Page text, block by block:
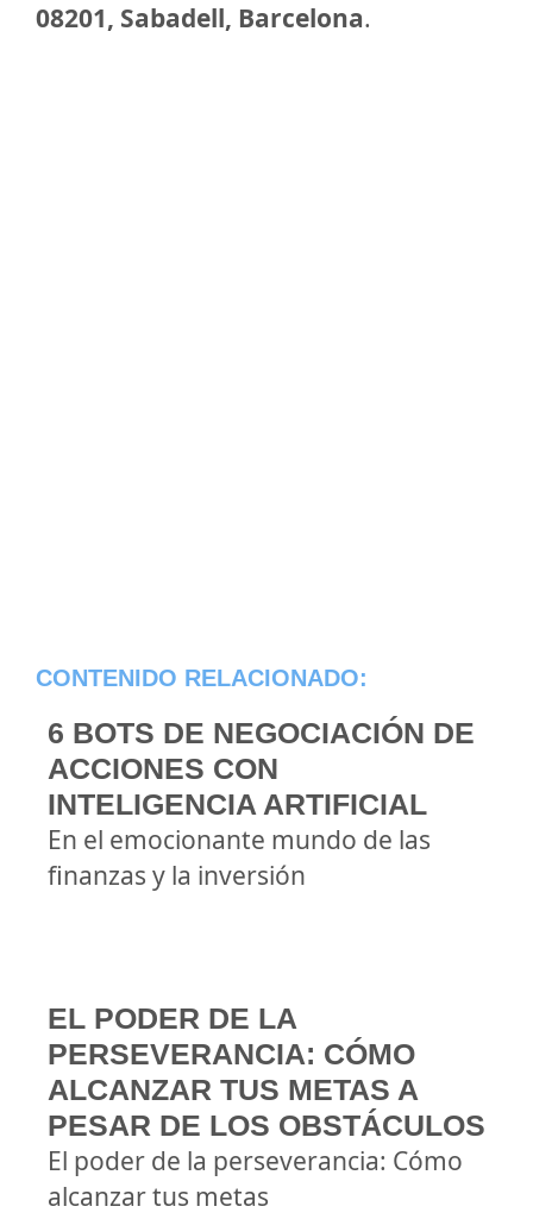
08201, Sabadell, Barcelona.
CONTENIDO RELACIONADO:
6 BOTS DE NEGOCIACIÓN DE
ACCIONES CON
INTELIGENCIA ARTIFICIAL
En el emocionante mundo de las
finanzas y la inversión
EL PODER DE LA
PERSEVERANCIA: CÓMO
ALCANZAR TUS METAS A
PESAR DE LOS OBSTÁCULOS
El poder de la perseverancia: Cómo
alcanzar tus metas